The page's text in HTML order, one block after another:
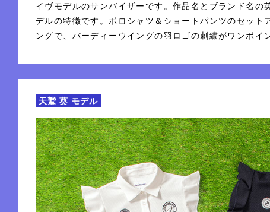
イヴモデルのサンバイザーです。作品名とブランド名の
デルの特徴です。ポロシャツ＆ショートパンツのセット
ングで、バーディーウイングの羽ロゴの刺繍がワンポイ
天鷲 葵 モデル